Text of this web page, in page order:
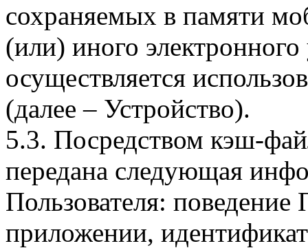
сохраняемых в памяти
(или) иного электронного
осуществляется
(далее – Устройство).
5.3. Посредством кэш-
передана следующая
Пользователя:
приложении,